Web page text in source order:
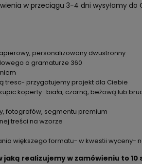
w przeciągu 3-4 dni wysyłamy
personalizowany dwustronny
o gramaturze 360
tresc- przygotujemy projekt dla Ciebie
koperty : biała, czarną, beżową lub
fotografów, segmentu premium
treści na wzorze
większego formatu- w kwestii wyceny-
realizujemy w zamówieniu to 10